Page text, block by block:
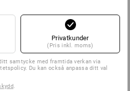
Privatkunder
(Pris inkl. moms)
samtycke med framtida verkan via
Du kan också anpassa ditt val
.